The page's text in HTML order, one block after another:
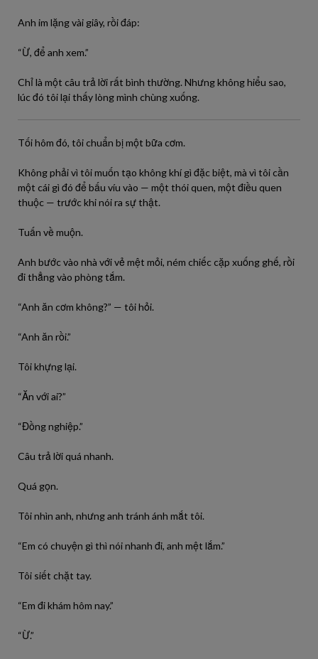
Anh im lặng vài giây, rồi đáp:
“Ừ, để anh xem.”
Chỉ là một câu trả lời rất bình thường. Nhưng không hiểu sao,
lúc đó tôi lại thấy lòng mình chùng xuống.
Tối hôm đó, tôi chuẩn bị một bữa cơm.
Không phải vì tôi muốn tạo không khí gì đặc biệt, mà vì tôi cần
một cái gì đó để bấu víu vào — một thói quen, một điều quen
thuộc — trước khi nói ra sự thật.
Tuấn về muộn.
Anh bước vào nhà với vẻ mệt mỏi, ném chiếc cặp xuống ghế, rồi
đi thẳng vào phòng tắm.
“Anh ăn cơm không?” — tôi hỏi.
“Anh ăn rồi.”
Tôi khựng lại.
“Ăn với ai?”
“Đồng nghiệp.”
Câu trả lời quá nhanh.
Quá gọn.
Tôi nhìn anh, nhưng anh tránh ánh mắt tôi.
“Em có chuyện gì thì nói nhanh đi, anh mệt lắm.”
Tôi siết chặt tay.
“Em đi khám hôm nay.”
“Ừ.”